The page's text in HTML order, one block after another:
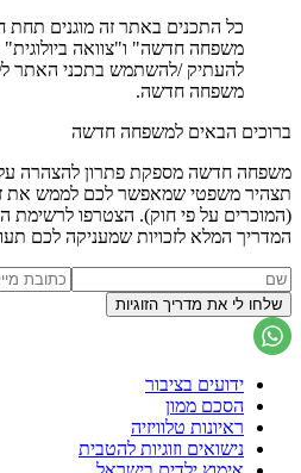
כל התכנים באתר זה מוגנים תחת
משפחה חדשה" ו"צוואה
להעתיק /להשתמש בתכני האתר
משפחה חדשה.
ברוכים הבאים למשפחה חדשה
משפחה חדשה מספקת פתרון להצהרה על
תצהיר משפטי שמאפשר לכם לממש את
(המוכרים על פי חוק). הצטרפו לרשימת
המדריך המלא לזכויות שמעניקה לכם
ידועים בציבור
הסכם ממון
ראיונות טלוויזיה
נישואים וזוגיות להטבית